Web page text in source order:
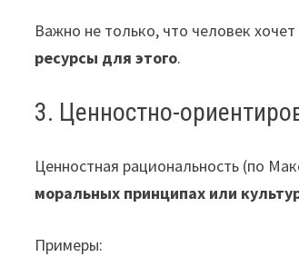
Важно не только, что человек
ресурсы для этого.
3. Ценностно-
Ценностная рациональность (по
моральных принципах или
Примеры: